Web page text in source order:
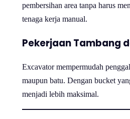
pembersihan area tanpa harus
tenaga kerja manual.
Pekerjaan Tambang
Excavator mempermudah
maupun batu. Dengan bucket
menjadi lebih maksimal.